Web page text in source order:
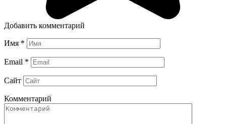
Добавить комментарий
Имя *
Email *
Сайт
Комментарий